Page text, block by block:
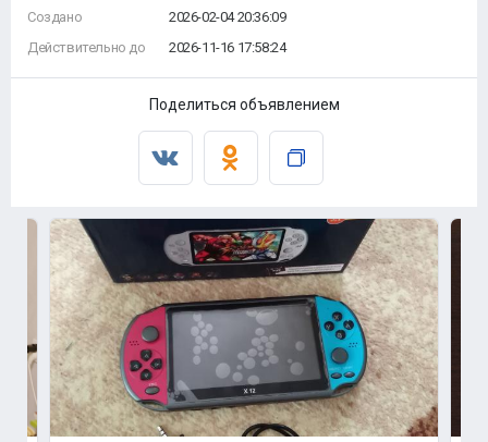
Создано
Действительно до
2026-02-04 20:36:09
2026-11-16 17:58:24
Поделиться объявлением